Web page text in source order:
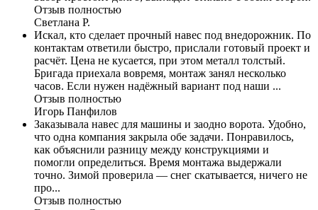
Отзыв полностью
Светлана Р.
Искал, кто сделает прочный навес под внедорожник. По
контактам ответили быстро, прислали готовый проект и
расчёт. Цена не кусается, при этом металл толстый.
Бригада приехала вовремя, монтаж занял несколько
часов. Если нужен надёжный вариант под наши ...
Отзыв полностью
Игорь Панфилов
Заказывала навес для машины и заодно ворота. Удобно,
что одна компания закрыла обе задачи. Понравилось,
как объяснили разницу между конструкциями и
помогли определиться. Время монтажа выдержали
точно. Зимой проверила — снег скатывается, ничего не
про...
Отзыв полностью